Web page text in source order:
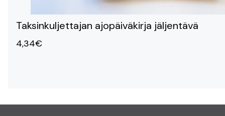
Taksinkuljettajan ajopäiväkirja jäljentävä
4,34€